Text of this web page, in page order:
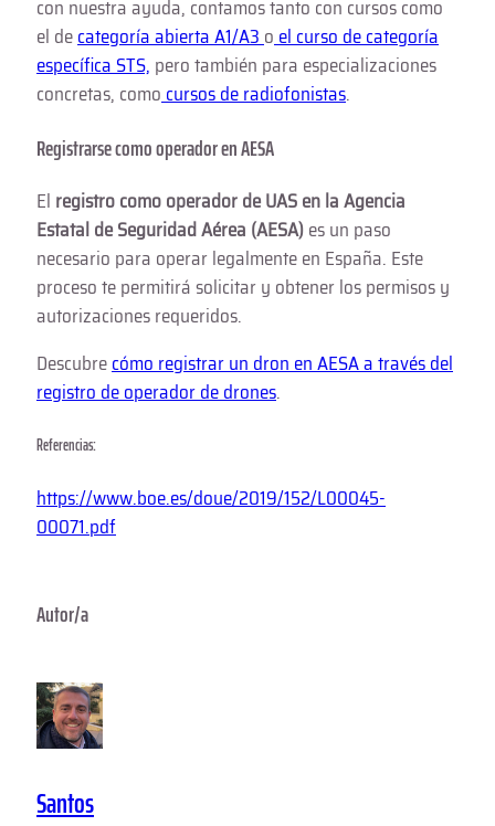
con nuestra ayuda, contamos tanto con cursos como
el decategoría abierta A1/A3 o el curso de categoría
específica STS, pero también para especializaciones
concretas, como cursos de radiofonistas.
Registrarse como operador en AESA
El registro como operador de UAS en la Agencia
Estatal de Seguridad Aérea (AESA)es un paso
necesario para operar legalmente en España. Este
proceso te permitirá solicitar y obtener los permisos y
autorizaciones requeridos.
Descubrecómo registrar un dron en AESA a través del
registro de operador de drones.
Referencias:
https://www.boe.es/doue/2019/152/L00045-
00071.pdf
Autor/a
Santos